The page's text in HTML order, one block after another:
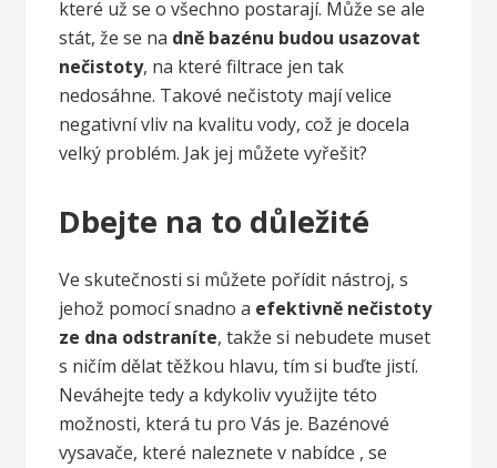
které už se o všechno postarají. Může se ale
stát, že se na dně bazénu budou usazovat
nečistoty, na které filtrace jen tak
nedosáhne. Takové nečistoty mají velice
negativní vliv na kvalitu vody, což je docela
velký problém. Jak jej můžete vyřešit?
Dbejte na to důležité
Ve skutečnosti si můžete pořídit nástroj, s
jehož pomocí snadno a efektivně nečistoty
ze dna odstraníte, takže si nebudete muset
s ničím dělat těžkou hlavu, tím si buďte jistí.
Neváhejte tedy a kdykoliv využijte této
možnosti, která tu pro Vás je. Bazénové
vysavače, které naleznete v nabídce , se